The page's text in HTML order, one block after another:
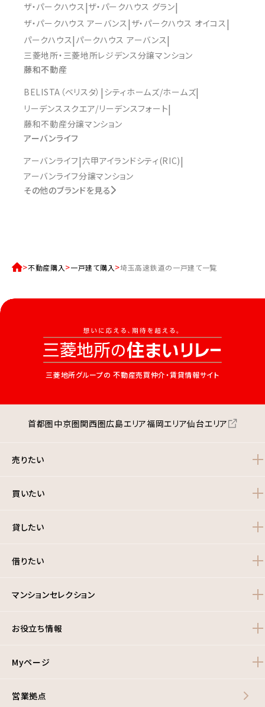
ザ・パークハウス ザ・パークハウス グラン
ザ・パークハウス アーバンス ザ・パークハウス オイコス
パークハウス パークハウス アーバンス
三菱地所・三菱地所レジデンス分譲マンション
藤和不動産
BELISTA（ベリスタ） シティホームズ/ホームズ
リーデンススクエア/リーデンスフォート
藤和不動産分譲マンション
アーバンライフ
アーバンライフ 六甲アイランドシティ(RIC)
アーバンライフ分譲マンション
その他のブランドを見る
不動産購入 一戸建て購入 埼玉高速鉄道の一戸建て一覧
三菱地所グループの 不動産売買仲介・賃貸情報サイト
首都圏中京圏関西圏広島エリア福岡エリア仙台エリア
売りたい
買いたい
貸したい
借りたい
マンションセレクション
お役立ち情報
Myページ
営業拠点